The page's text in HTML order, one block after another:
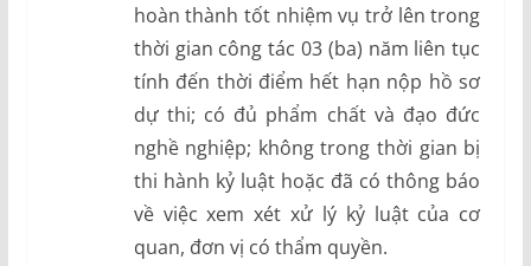
hoàn thành tốt nhiệm vụ trở lên trong
thời gian công tác 03 (ba) năm liên tục
tính đến thời điểm hết hạn nộp hồ sơ
dự thi; có đủ phẩm chất và đạo đức
nghề nghiệp; không trong thời gian bị
thi hành kỷ luật hoặc đã có thông báo
về việc xem xét xử lý kỷ luật của cơ
quan, đơn vị có thẩm quyền.